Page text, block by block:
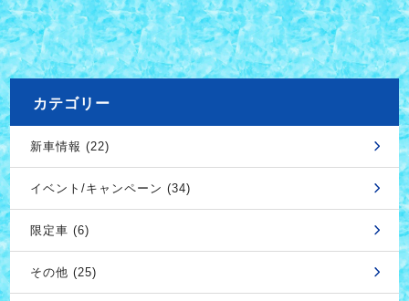
カテゴリー
新車情報 (22)
イベント/キャンペーン (34)
限定車 (6)
その他 (25)